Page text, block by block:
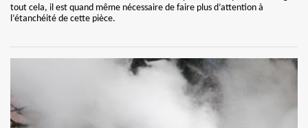
tout cela, il est quand même nécessaire de faire plus d’attention à
l’étanchéité de cette pièce.